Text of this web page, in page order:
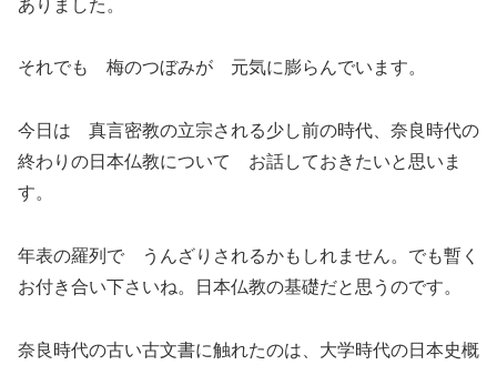
ありました。
それでも 梅のつぼみが 元気に膨らんでいます。
今日は 真言密教の立宗される少し前の時代、奈良時代の
終わりの日本仏教について お話しておきたいと思いま
す。
年表の羅列で うんざりされるかもしれません。でも暫く
お付き合い下さいね。日本仏教の基礎だと思うのです。
奈良時代の古い古文書に触れたのは、大学時代の日本史概